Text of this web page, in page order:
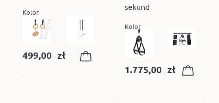
Kolor
499,00 zł
sekund
Kolor
1.775,00 zł